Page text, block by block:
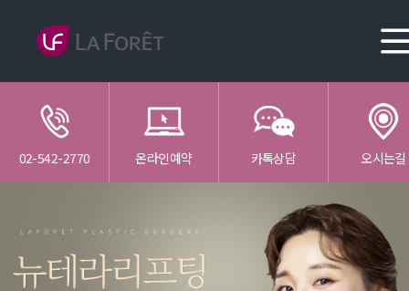
02-542-2770 온라인예약 카톡상담 오시는길